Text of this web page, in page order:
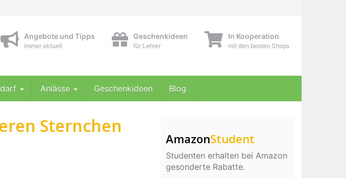
Angebote und Tipps
immer aktuell
Geschenkideen
für Lehrer
In Kooperation
mit den besten Shops
Anlässe Geschenkideen Blog
Sternchen
AmazonStudent
Studenten erhalten bei Amazon
gesonderte Rabatte.